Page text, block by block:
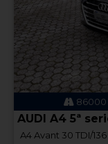
86000
AUDI A4 5ª
A4 Avant 30 TDI/